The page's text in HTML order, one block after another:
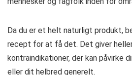
Da du er et helt naturligt produkt,
recept for at få det. Det giver
kontraindikationer, der kan påvirke
eller dit helbred generelt.